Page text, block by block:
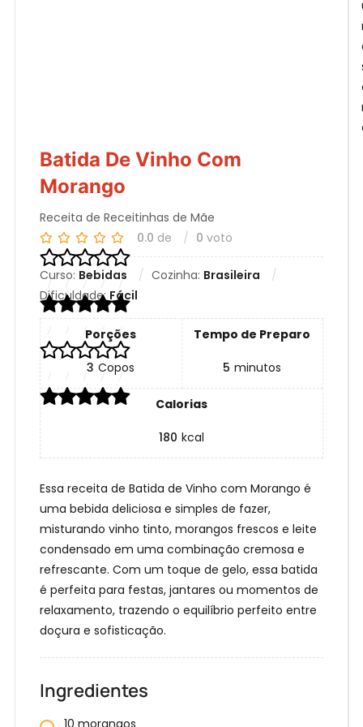
Batida De Vinho Com
Morango
Receita de Receitinhas de Mãe
0.0 de 0 voto
Curso: Bebidas Cozinha: Brasileira
Dificuldade: Fácil
Porções
3 Copos
Tempo de Preparo
5 minutos
Calorias
180 kcal
Essa receita de Batida de Vinho com Morango é
uma bebida deliciosa e simples de fazer,
misturando vinho tinto, morangos frescos e leite
condensado em uma combinação cremosa e
refrescante. Com um toque de gelo, essa batida
é perfeita para festas, jantares ou momentos de
relaxamento, trazendo o equilíbrio perfeito entre
doçura e sofisticação.
Ingredientes
10 morangos